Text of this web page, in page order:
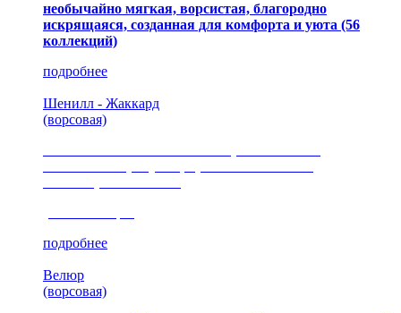
необычайно мягкая, ворсистая, благородно
искрящаяся, созданная для комфорта и уюта (56
коллекций)
подробнее
Шенилл - Жаккард
(ворсовая)
подробнее
Велюр
(ворсовая)